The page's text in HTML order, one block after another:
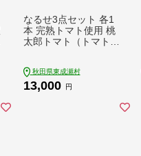
なるせ3点セット 各1
本 完熟トマト使用 桃
太郎トマト（トマトピ
だれ）
秋田県東成瀬村
13,000 円